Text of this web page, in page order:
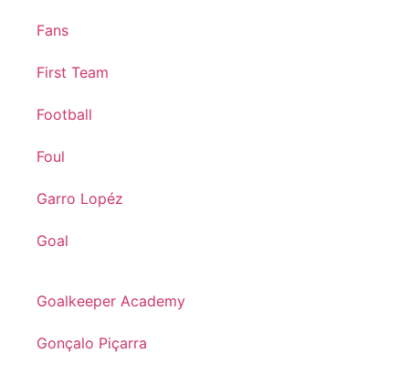
Fans
First Team
Football
Foul
Garro Lopéz
Goal
Goalkeeper Academy
Gonçalo Piçarra